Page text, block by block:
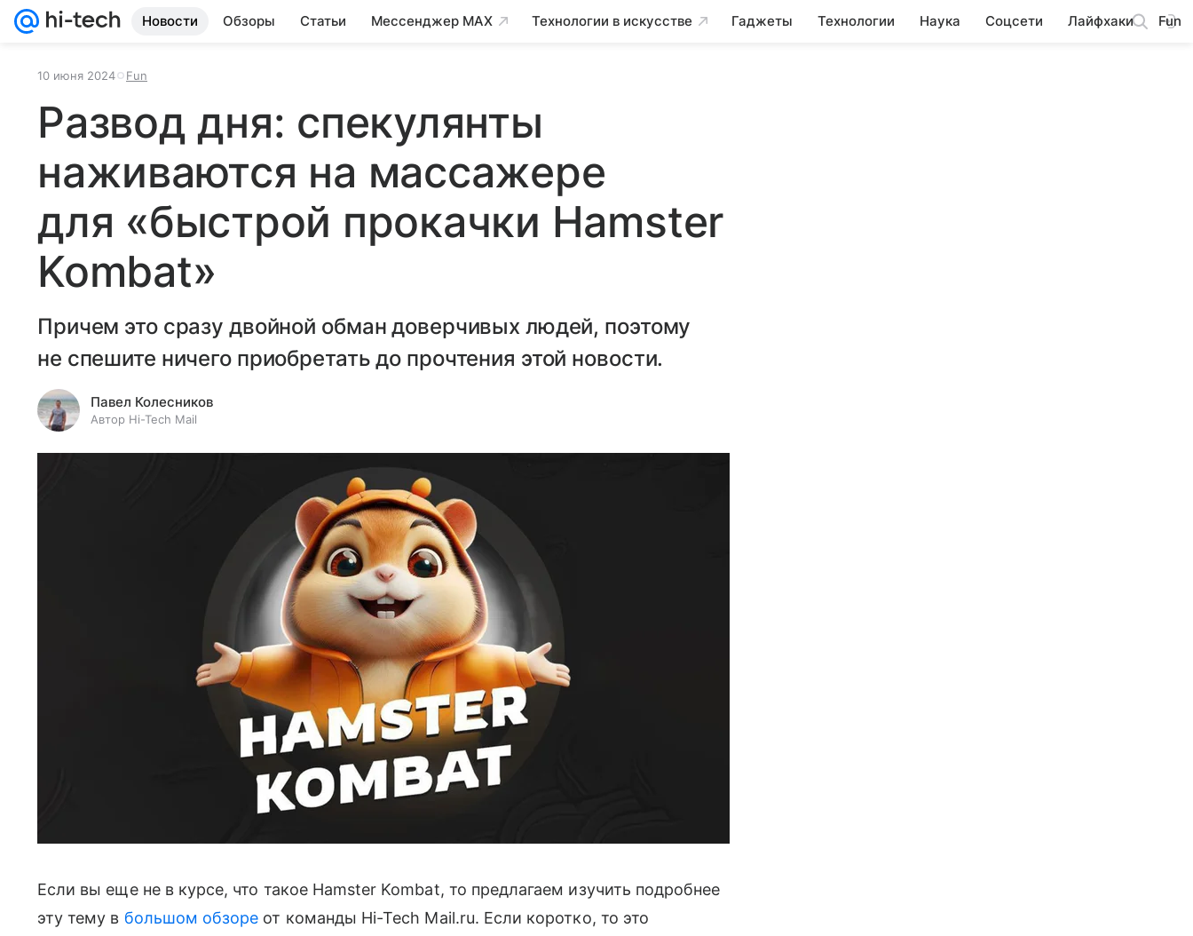
Новости Обзоры Статьи Мессенджер MAX Технологии в искусстве Гаджеты Технологии Наука Соцсети Лайфхаки Fun
10 июня 2024 Fun
Развод дня: спекулянты
наживаются на массажере
для «быстрой прокачки Hamster
Kombat»
Причем это сразу двойной обман доверчивых людей, поэтому
не спешите ничего приобретать до прочтения этой новости.
Павел Колесников
Автор Hi-Tech Mail
Если вы еще не в курсе, что такое Hamster Kombat, то предлагаем изучить подробнее
эту тему в большом обзоре от команды Hi-Tech Mail.ru. Если коротко, то это